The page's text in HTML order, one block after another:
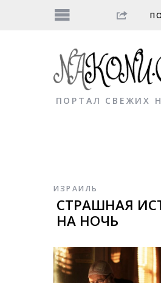
ПОРТАЛ СВЕЖИХ
ИЗРАИЛЬ
СТРАШНАЯ
НА НОЧЬ